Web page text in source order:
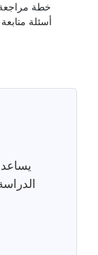
خطة مراجعة
أسئلة